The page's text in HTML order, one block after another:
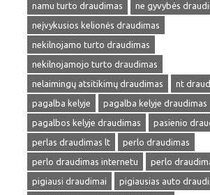
namu turto draudimas
ne gyvybės
neįvykusios kelionės draudimas
nekilnojamo turto draudimas
nekilnojamojo turto draudimas
nelaimingų atsitikimų draudimas
nt
pagalba kelyje
pagalba kelyje draudimas
pagalbos kelyje draudimas
pasienio
perlas draudimas lt
perlo draudimas
perlo draudimas internetu
perlo
pigiausi draudimai
pigiausias auto